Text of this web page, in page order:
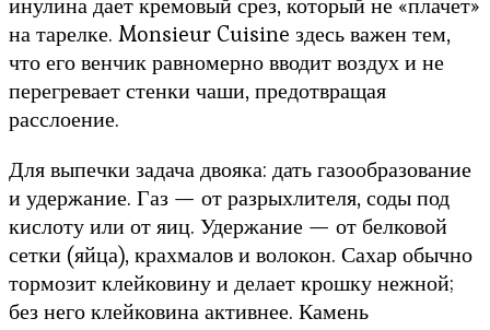
на тарелке. Monsieur Cuisine здесь важен тем,
что его венчик равномерно вводит воздух и не
перегревает стенки чаши, предотвращая
расслоение.
Для выпечки задача двояка: дать газообразование
и удержание. Газ — от разрыхлителя, соды под
кислоту или от яиц. Удержание — от белковой
сетки (яйца), крахмалов и волокон. Сахар обычно
тормозит клейковину и делает крошку нежной;
без него клейковина активнее. Камень